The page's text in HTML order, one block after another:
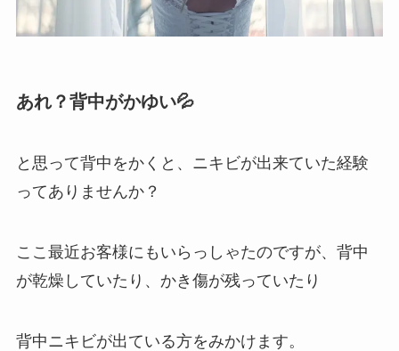
あれ？背中がかゆい💦
と思って背中をかくと、ニキビが出来ていた経験
ってありませんか？
ここ最近お客様にもいらっしゃたのですが、背中
が乾燥していたり、かき傷が残っていたり
背中ニキビが出ている方をみかけます。